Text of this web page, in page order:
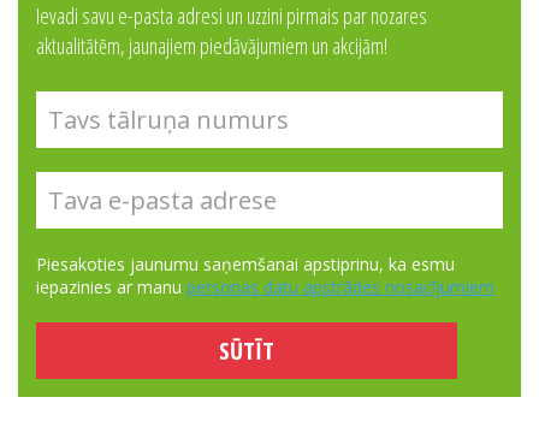
Ievadi savu e-pasta adresi un uzzini pirmais par nozares
aktualitātēm, jaunajiem piedāvājumiem un akcijām!
Piesakoties jaunumu saņemšanai apstiprinu, ka esmu
iepazinies ar manu personas datu apstrādes nosacījumiem